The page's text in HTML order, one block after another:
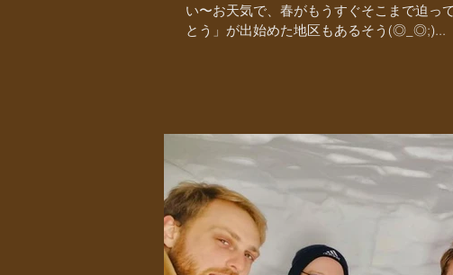
い〜お天気で、春がもうすぐそこまで迫っ
とう」が出始めた地区もあるそう(◎_◎;)...